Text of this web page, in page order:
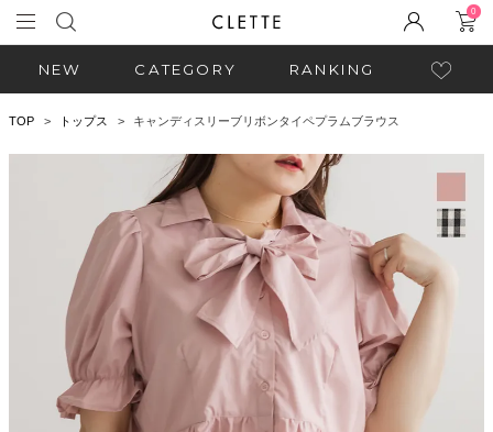
0
NEW CATEGORY RANKING
TOP トップス キャンディスリーブリボンタイペプラムブラウス